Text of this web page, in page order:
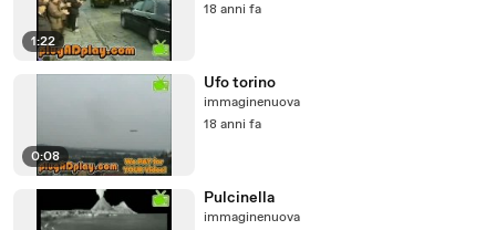
1:22
18 anni fa
0:08
Ufo torino
immaginenuova
18 anni fa
Pulcinella
immaginenuova